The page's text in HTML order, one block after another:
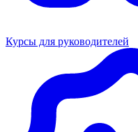
Курсы для руководителей